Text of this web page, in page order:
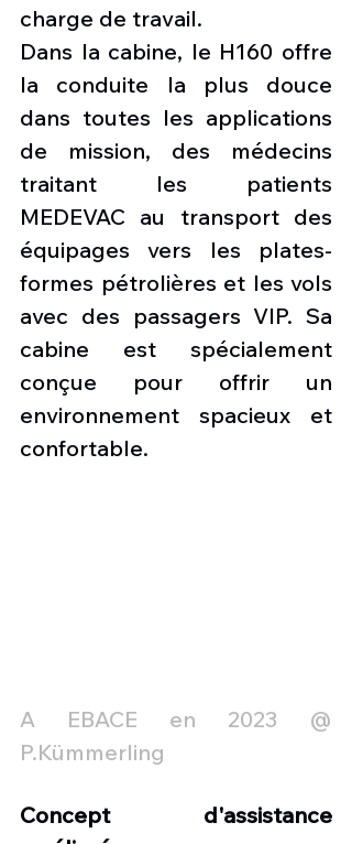
charge de travail.
Dans la cabine, le H160 offre
la conduite la plus douce
dans toutes les applications
de mission, des médecins
traitant les patients
MEDEVAC au transport des
équipages vers les plates-
formes pétrolières et les vols
avec des passagers VIP. Sa
cabine est spécialement
conçue pour offrir un
environnement spacieux et
confortable.
A EBACE en 2023 @
P.Kümmerling
Concept d'assistance